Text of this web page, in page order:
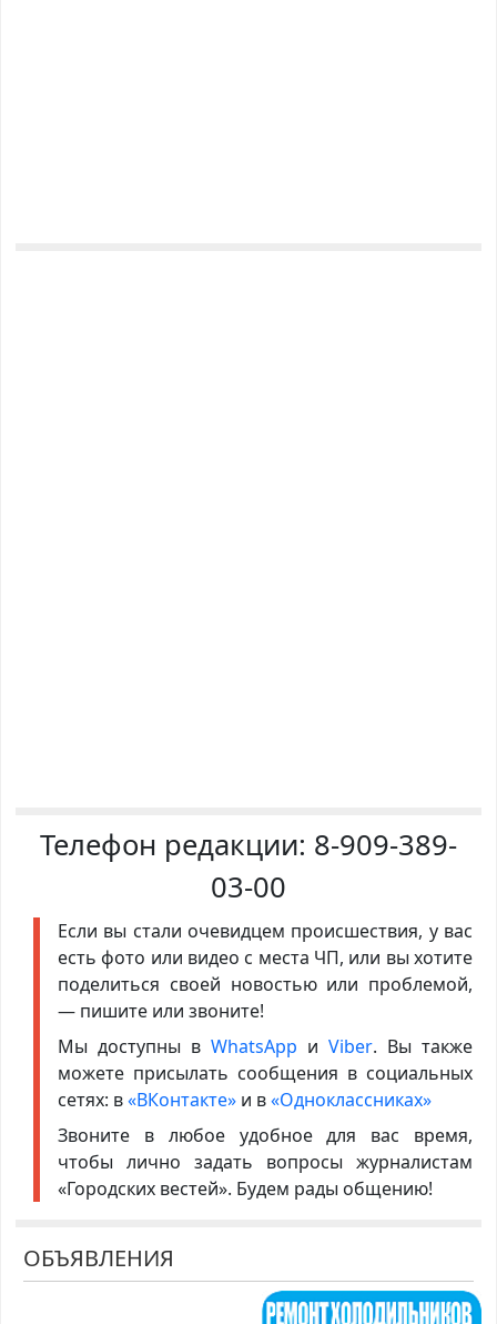
Телефон редакции: 8-909-389-
03-00
Если вы стали очевидцем происшествия, у вас
есть фото или видео с места ЧП, или вы хотите
поделиться своей новостью или проблемой,
— пишите или звоните!
Мы доступны в WhatsApp иViber. Вы также
можете присылать сообщения в социальных
сетях: в«ВКонтакте»и в«Одноклассниках»
Звоните в любое удобное для вас время,
чтобы лично задать вопросы журналистам
«Городских вестей». Будем рады общению!
ОБЪЯВЛЕНИЯ